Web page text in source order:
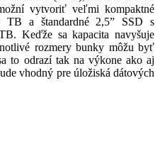
vytvoriť veľmi kompaktné
a štandardné 2,5” SSD s
Keďže sa kapacita navyšuje
rozmery bunky môžu byť
to odrazí tak na výkone ako aj
vhodný pre úložiská dátových